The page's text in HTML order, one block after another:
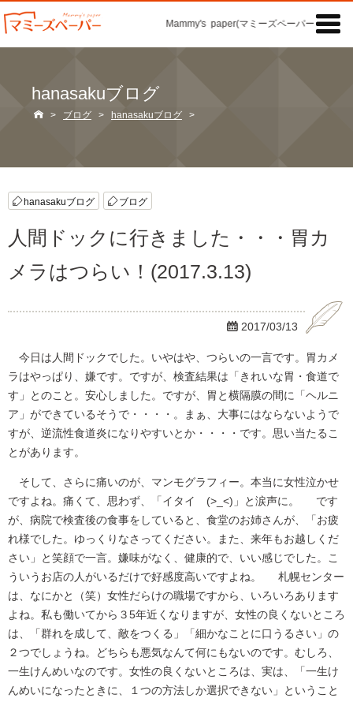
Mammy's paper(マミーズペーパー)の「記事

hanasakuブログ
 > ブログ > hanasakuブログ >
hanasakuブログ ブログ
人間ドックに行きました・・・胃カ
メラはつらい！(2017.3.13)
 2017/03/13
今日は人間ドックでした。いやはや、つらいの一言です。胃カメ
ラはやっぱり、嫌です。ですが、検査結果は「きれいな胃・食道で
す」とのこと。安心しました。ですが、胃と横隔膜の間に「ヘルニ
ア」ができているそうで・・・・。まぁ、大事にはならないようで
すが、逆流性食道炎になりやすいとか・・・・です。思い当たるこ
とがあります。
そして、さらに痛いのが、マンモグラフィー。本当に女性泣かせ
ですよね。痛くて、思わず、「イタイ (>_<)」と涙声に。 です
が、病院で検査後の食事をしていると、食堂のお姉さんが、「お疲
れ様でした。ゆっくりなさってください。また、来年もお越しくだ
さい」と笑顔で一言。嫌味がなく、健康的で、いい感じでした。こ
ういうお店の人がいるだけで好感度高いですよね。 札幌センター
は、なにかと（笑）女性だらけの職場ですから、いろいろあります
よね。私も働いてから３5年近くなりますが、女性の良くないところ
は、「群れを成して、敵をつくる」「細かなことに口うるさい」の
２つでしょうね。どちらも悪気なんて何にもないのです。むしろ、
一生けんめいなのです。女性の良くないところは、実は、「一生け
んめいになったときに、１つの方法しか選択できない」ということ